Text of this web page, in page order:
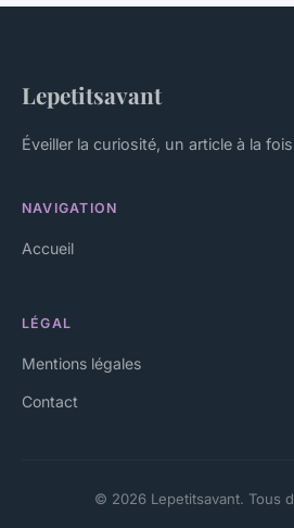
Lepetitsavant
Éveiller la curiosité, un article à la fois
NAVIGATION
Accueil
LÉGAL
Mentions légales
Contact
© 2026 Lepetitsavant. Tous